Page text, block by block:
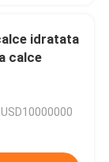
idratata
calce